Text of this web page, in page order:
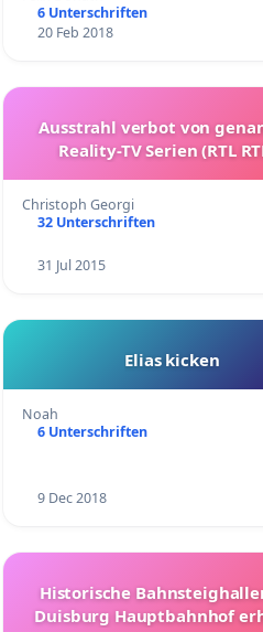
6 Unterschriften
20 Feb 2018
Ausstrahl verbot von
Reality-TV Serien (RTL
Christoph Georgi
32 Unterschriften
31 Jul 2015
Elias kicken
Noah
6 Unterschriften
9 Dec 2018
Historische
Duisburg Hauptbahnhof